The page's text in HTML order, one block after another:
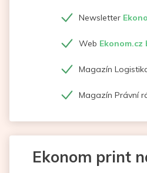
Newsletter
Web Ekonom.cz
Magazín
Magazín Právní
Ekonom print